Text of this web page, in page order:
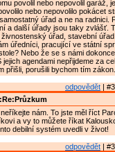
povolil nebo nepovolil garáž,
nebo nepovolilo pokácet
úřad a ne na radnici.
a další úřady jsou taky zvlášť.
úřad, stavební
úředníci, pracující ve státní
Nebo že se s námi
jejich agendami nepřijdeme za
přišli, porušili bychom tím zákon.
odpovědět |
nám. To jste měl říct
a vy to můžete říkat
debilní systém uvedli v život!
odpovědět |